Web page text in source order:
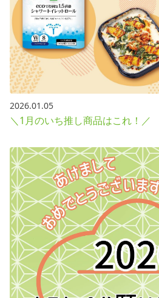
2026.01.05
＼1月のいち推し商品はこれ！／